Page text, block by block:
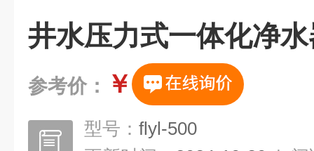
井水压力式一体化净
参考价： ￥
型号： flyl-500